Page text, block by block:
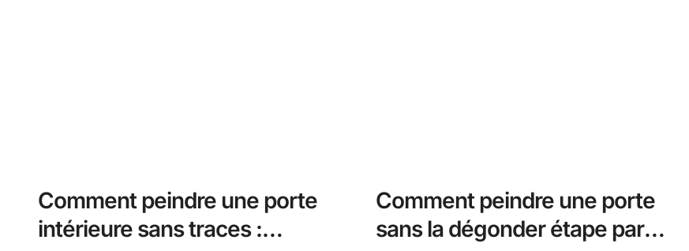
Comment peindre une porte
intérieure sans traces :
Comment peindre une porte
sans la dégonder étape par